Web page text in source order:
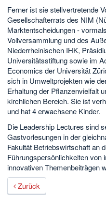
Ferner ist sie stellvertretende
Gesellschafterrats des NIM
Marktentscheidungen -
Vollversammlung und des
Niederrheinischen IHK,
Universitätsstiftung sowie im
Economics der Universität
sich in Umweltprojekten wie
Erhaltung der Pflanzenvielfalt
kirchlichen Bereich. Sie ist
und hat 4 erwachsene Kinder.
Die Leadership Lectures sind
Gastvorlesungen in der
Fakultät Betriebswirtschaft an
Führungspersönlichkeiten von
innovativen Themenbeiträgen
Zurück